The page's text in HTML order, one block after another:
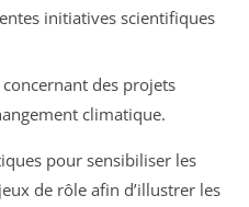
initiatives scientifiques
des projets
climatique.
pour sensibiliser les
de rôle afin d’illustrer les